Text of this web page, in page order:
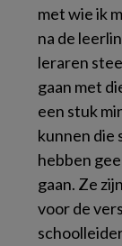
met wie ik
na de
leraren
gaan met
een stuk
kunnen die
hebben
gaan. Ze
voor de